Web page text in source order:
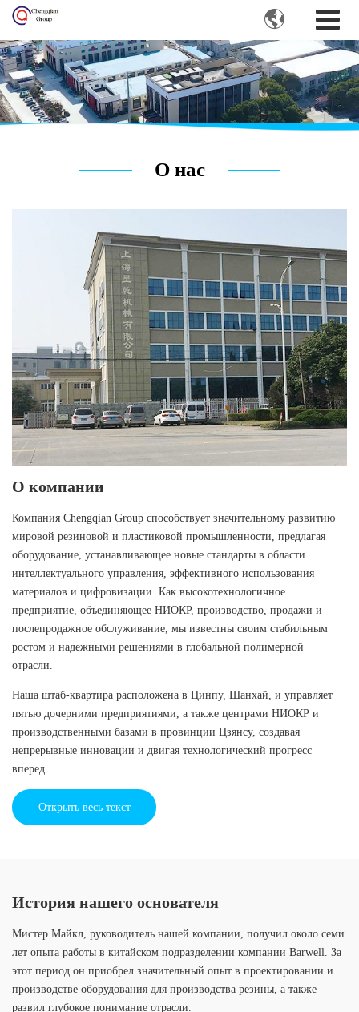

О нас
О компании
Компания Chengqian Group способствует значительному развитию
мировой резиновой и пластиковой промышленности, предлагая
оборудование, устанавливающее новые стандарты в области
интеллектуального управления, эффективного использования
материалов и цифровизации. Как высокотехнологичное
предприятие, объединяющее НИОКР, производство, продажи и
послепродажное обслуживание, мы известны своим стабильным
ростом и надежными решениями в глобальной полимерной
отрасли.
Наша штаб-квартира расположена в Цинпу, Шанхай, и управляет
пятью дочерними предприятиями, а также центрами НИОКР и
производственными базами в провинции Цзянсу, создавая
непрерывные инновации и двигая технологический прогресс
вперед.
Открыть весь текст
История нашего основателя
Мистер Майкл, руководитель нашей компании, получил около семи
лет опыта работы в китайском подразделении компании Barwell. За
этот период он приобрел значительный опыт в проектировании и
производстве оборудования для производства резины, а также
развил глубокое понимание отрасли.